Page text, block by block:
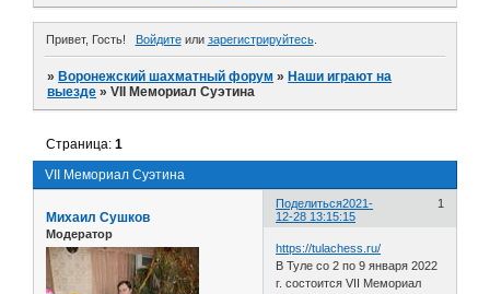
Привет, Гость! Войдитеили зарегистрируйтесь.
»Воронежский шахматный форум »Наши играют на
выезде »VII Мемориал Суэтина
VII Мемориал Суэтина
Страница:1
Поделиться 1
2021-
12-28 13:15:15
Михаил Сушков
Модератор
https://tulachess.ru/
В Туле со 2 по 9 января 2022
г. состоится VII Мемориал